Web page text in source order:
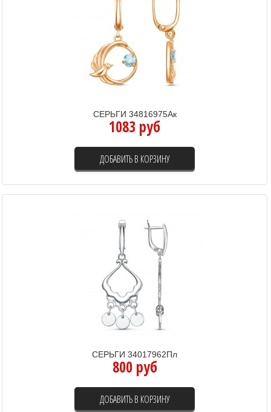
СЕРЬГИ 34816975Ак
1083 руб
ДОБАВИТЬ В КОРЗИНУ
СЕРЬГИ 34017962Пл
800 руб
ДОБАВИТЬ В КОРЗИНУ